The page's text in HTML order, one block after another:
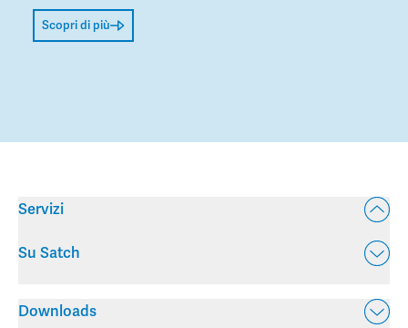
Scopri di più
Servizi
Su Satch
Downloads